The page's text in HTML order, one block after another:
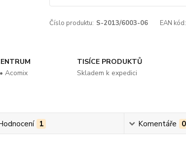
Číslo produktu: S-2013/6003-06 EAN kód:
Acomix
TISÍCE PRODUKTŮ
Skladem k expedici
1 Komentáře 0